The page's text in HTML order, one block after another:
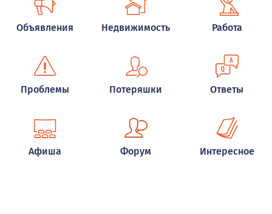
Объявления Недвижимость Работа
Проблемы Потеряшки Ответы
Афиша Форум Интересное